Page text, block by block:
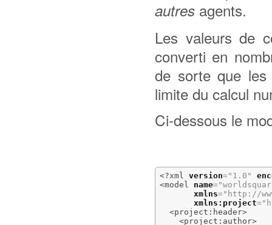
autres agents.
Les valeurs de
converti en
de sorte que les
limite du calcul
Ci-dessous le
<?xml version="1.0"
<model
name=
xmlns="http://
xmlns:project=
<project:header>
<project:author>